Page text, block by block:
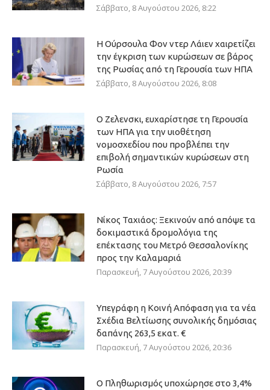
Σάββατο, 8 Αυγούστου 2026, 8:22
Η Ούρσουλα Φον ντερ Λάιεν χαιρετίζει
την έγκριση των κυρώσεων σε βάρος
της Ρωσίας από τη Γερουσία των ΗΠΑ
Σάββατο, 8 Αυγούστου 2026, 8:08
Ο Ζελενσκι, ευχαρίστησε τη Γερουσία
των ΗΠΑ για την υιοθέτηση
νομοσχεδίου που προβλέπει την
επιβολή σημαντικών κυρώσεων στη
Ρωσία
Σάββατο, 8 Αυγούστου 2026, 7:57
Νίκος Ταχιάος: Ξεκινούν από απόψε τα
δοκιμαστικά δρομολόγια της
επέκτασης του Μετρό Θεσσαλονίκης
προς την Καλαμαριά
Παρασκευή, 7 Αυγούστου 2026, 20:39
Υπεγράφη η Κοινή Απόφαση για τα νέα
Σχέδια Βελτίωσης συνολικής δημόσιας
δαπάνης 263,5 εκατ. €
Παρασκευή, 7 Αυγούστου 2026, 20:36
Ο Πληθωρισμός υποχώρησε στο 3,4%